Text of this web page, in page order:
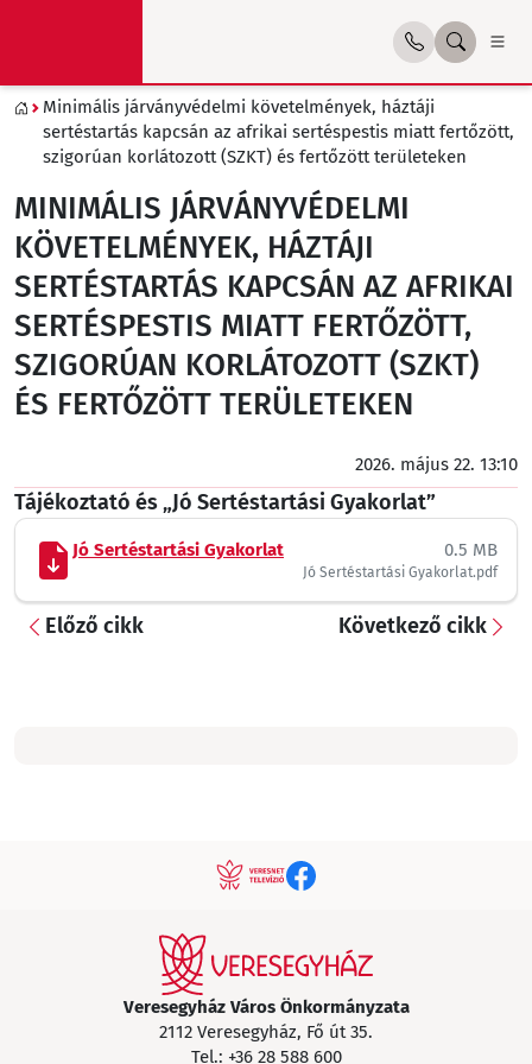
Minimális járványvédelmi követelmények, háztáji
sertéstartás kapcsán az afrikai sertéspestis miatt fertőzött,
szigorúan korlátozott (SZKT) és fertőzött területeken
MINIMÁLIS JÁRVÁNYVÉDELMI
KÖVETELMÉNYEK, HÁZTÁJI
SERTÉSTARTÁS KAPCSÁN AZ AFRIKAI
SERTÉSPESTIS MIATT FERTŐZÖTT,
SZIGORÚAN KORLÁTOZOTT (SZKT)
ÉS FERTŐZÖTT TERÜLETEKEN
2026. május 22. 13:10
Tájékoztató és „Jó Sertéstartási Gyakorlat”
Jó Sertéstartási Gyakorlat 0.5 MB
Jó Sertéstartási Gyakorlat.pdf
Előző cikk Következő cikk
Veresegyház Város Önkormányzata
2112 Veresegyház, Fő út 35.
Tel.: +36 28 588 600